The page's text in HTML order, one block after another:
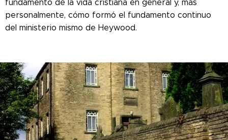
fundamento de la vida cristiana en general y, más
personalmente, cómo formó el fundamento continuo
del ministerio mismo de Heywood.